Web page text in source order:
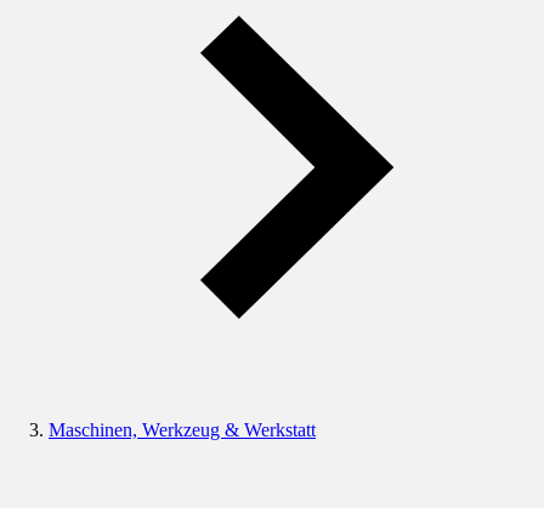
Maschinen, Werkzeug & Werkstatt